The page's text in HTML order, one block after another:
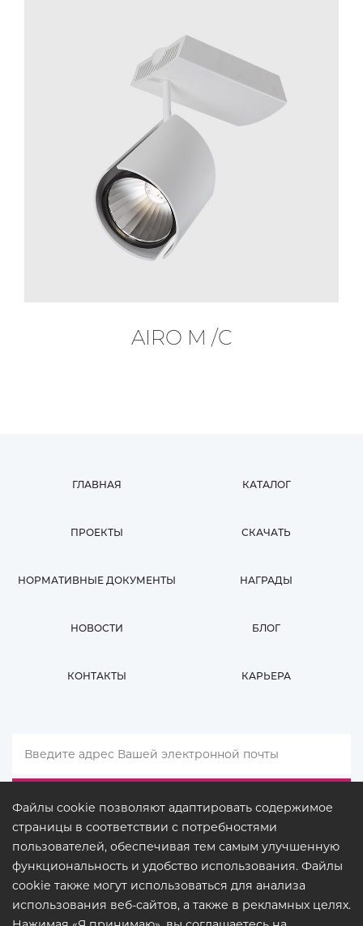
AIRO M /C
ГЛАВНАЯ КАТАЛОГ
ПРОЕКТЫ СКАЧАТЬ
НОРМАТИВНЫЕ ДОКУМЕНТЫ НАГРАДЫ
НОВОСТИ БЛОГ
КОНТАКТЫ КАРЬЕРА
Файлы cookie позволяют адаптировать содержимое
страницы в соответствии с потребностями
пользователей, обеспечивая тем самым улучшенную
функциональность и удобство использования. Файлы
cookie также могут использоваться для анализа
использования веб-сайтов, а также в рекламных целях.